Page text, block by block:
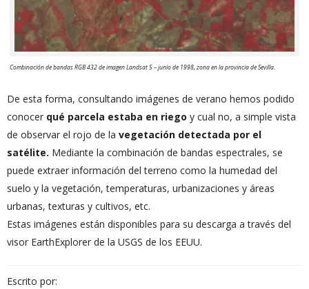
Combinación de bandas RGB 432 de imagen Landsat 5 – junio de 1998, zona en la provincia de Sevilla.
De esta forma, consultando imágenes de verano hemos podido
conocer qué parcela estaba en riego y cual no, a simple vista
de observar el rojo de la vegetación detectada por el
satélite. Mediante la combinación de bandas espectrales, se
puede extraer información del terreno como la humedad del
suelo y la vegetación, temperaturas, urbanizaciones y áreas
urbanas, texturas y cultivos, etc.
Estas imágenes están disponibles para su descarga a través del
visor EarthExplorer de la USGS de los EEUU.
Escrito por: